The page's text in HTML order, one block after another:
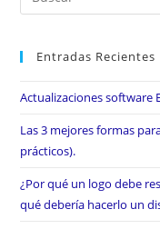
Entradas Recientes
Actualizaciones software
Las 3 mejores formas
prácticos).
¿Por qué un logo debe
qué debería hacerlo un